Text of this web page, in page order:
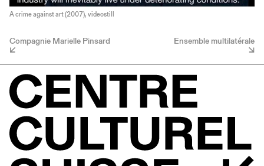
A crime against art (2007), videostill
Compagnie Marielle Pinsard Ensemble multilatérale